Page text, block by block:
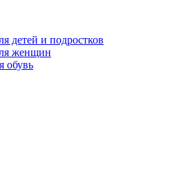
детей и подростков
женщин
обувь